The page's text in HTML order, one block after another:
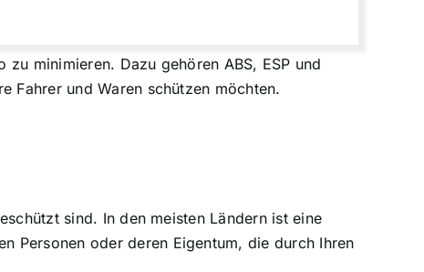
minimieren. Dazu gehören ABS, ESP und
Fahrer und Waren schützen möchten.
sind. In den meisten Ländern ist eine
Personen oder deren Eigentum, die durch Ihren